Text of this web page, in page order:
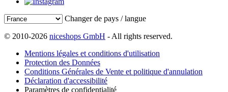
Changer de pays / langue
© 2010-2026 niceshops GmbH - All rights reserved.
Mentions légales et conditions d'utilisation
Protection des Données
Conditions Générales de Vente et politique d'annulation
Déclaration d'accessibilité
Paramètres de confidentialité